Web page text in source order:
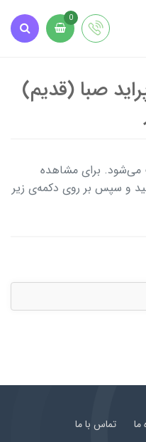
0
صبا (قدیم)
برای مشاهده
و سپس بر روی دکمه‌ی زیر
ما تماس با ما